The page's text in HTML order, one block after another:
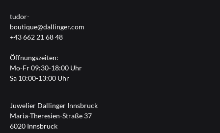
tudor-
boutique@dallinger.com
+43 662 21 68 48
Öffnungszeiten:
Mo-Fr 09:30-18:00 Uhr
Sa 10:00-13:00 Uhr
Juwelier Dallinger Innsbruck
Maria-Theresien-Straße 37
6020 Innsbruck